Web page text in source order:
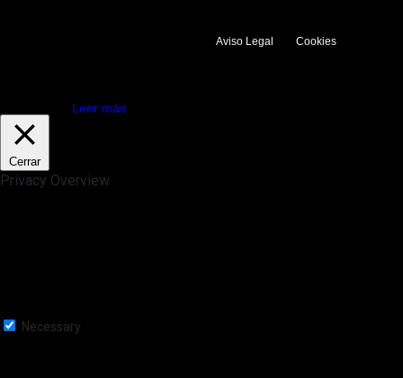
Aviso Legal Cookies
Leer más
Cerrar
Privacy Overview
Necessary